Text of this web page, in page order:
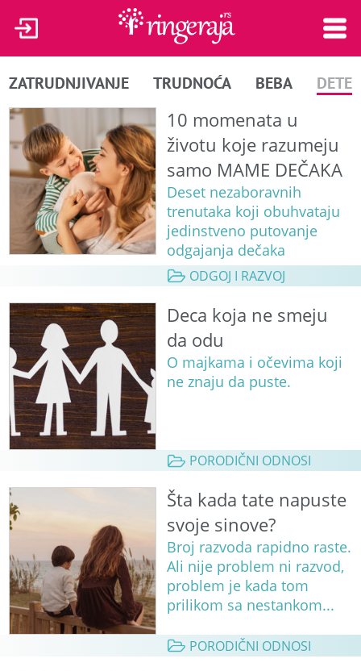
ZATRUDNJIVANJE TRUDNOĆA BEBA DETE
10 momenata u
životu koje razumeju
samo MAME DEČAKA
Deset nezaboravnih
trenutaka koji obuhvataju
jedinstveno putovanje
odgajanja dečaka
ODGOJ I RAZVOJ
Deca koja ne smeju
da odu
O majkama i očevima koji
ne znaju da puste.
PORODIČNI ODNOSI
Šta kada tate napuste
svoje sinove?
Broj razvoda rapidno raste.
Ali nije problem ni razvod,
problem je kada tom
prilikom sa nestankom...
PORODIČNI ODNOSI